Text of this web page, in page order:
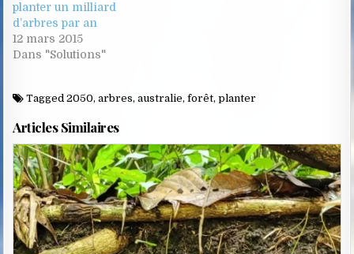
planter un milliard
d’arbres par an
12 mars 2015
Dans "Solutions"
Tagged2050,arbres,australie,forêt,planter
Articles Similaires
Posted
in